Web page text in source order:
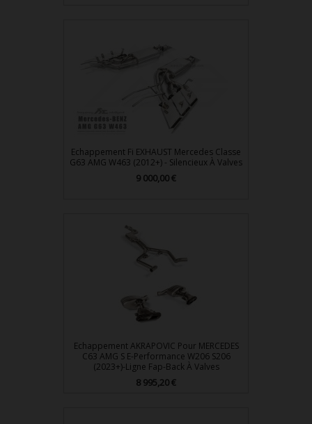
Echappement Fi EXHAUST Mercedes Classe
G63 AMG W463 (2012+) - Silencieux À Valves
Prix
9 000,00 €
Echappement AKRAPOVIC Pour MERCEDES
C63 AMG S E-Performance W206 S206
(2023+)-Ligne Fap-Back À Valves
Prix
8 995,20 €